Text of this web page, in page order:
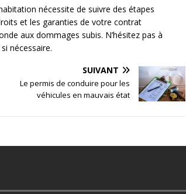
nécessite de suivre des étapes
et les garanties de votre contrat
aux dommages subis. N’hésitez pas à
nécessaire.
SUIVANT
Le permis de conduire pour les
véhicules en mauvais état